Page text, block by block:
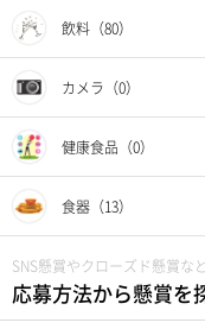
飲料（80）
カメラ（0）
健康食品（0）
食器（13）
SNS懸賞やクローズド懸賞な
応募方法から懸賞を